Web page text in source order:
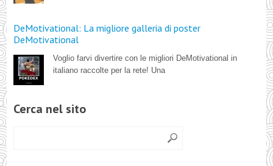
DeMotivational: La migliore galleria di poster
DeMotivational
Voglio farvi divertire con le migliori DeMotivational in
italiano raccolte per la rete! Una
Cerca nel sito